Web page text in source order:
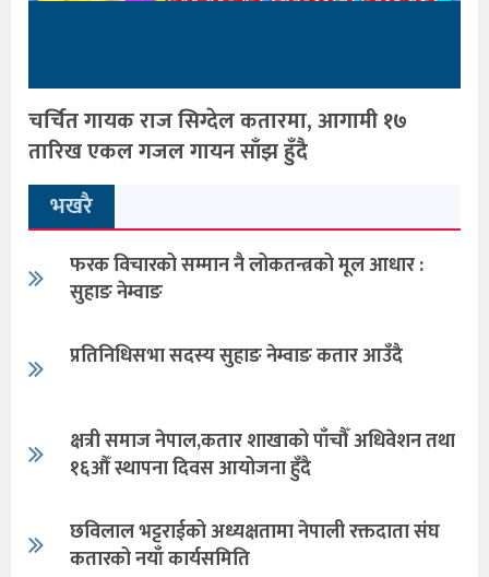
चर्चित गायक राज सिग्देल कतारमा, आगामी १७
तारिख एकल गजल गायन साँझ हुँदै
भखरै
फरक विचारको सम्मान नै लोकतन्त्रको मूल आधार :
सुहाङ नेम्वाङ
प्रतिनिधिसभा सदस्य सुहाङ नेम्वाङ कतार आउँदै
क्षत्री समाज नेपाल,कतार शाखाको पाँचौँ अधिवेशन तथा
१६औँ स्थापना दिवस आयोजना हुँदै
छविलाल भट्टराईको अध्यक्षतामा नेपाली रक्तदाता संघ
कतारको नयाँ कार्यसमिति